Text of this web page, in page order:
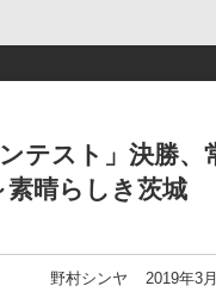
テスト」決勝、
晴らしき茨城
野村シンヤ 2019年3